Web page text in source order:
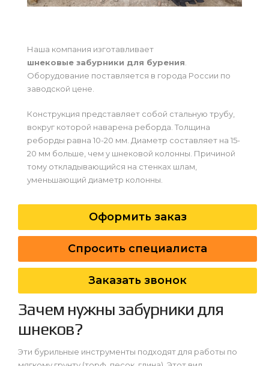
Наша компания изготавливает
шнековые забурники для бурения
Оборудование поставляется в города России по
заводской цене.
Конструкция представляет собой стальную трубу,
вокруг которой наварена реборда. Толщина
реборды равна 10-20 мм. Диаметр составляет на 15-
20 мм больше, чем у шнековой колонны. Причиной
тому откладывающийся на стенках шлам,
уменьшающий диаметр колонны.
Оформить заказ
Спросить специалиста
Заказать звонок
Зачем нужны забурники для
шнеков?
Эти бурильные инструменты подходят для работы по